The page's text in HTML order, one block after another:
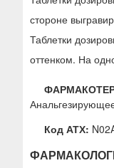
стороне
Таблетки
оттенком. На
Код АТХ: